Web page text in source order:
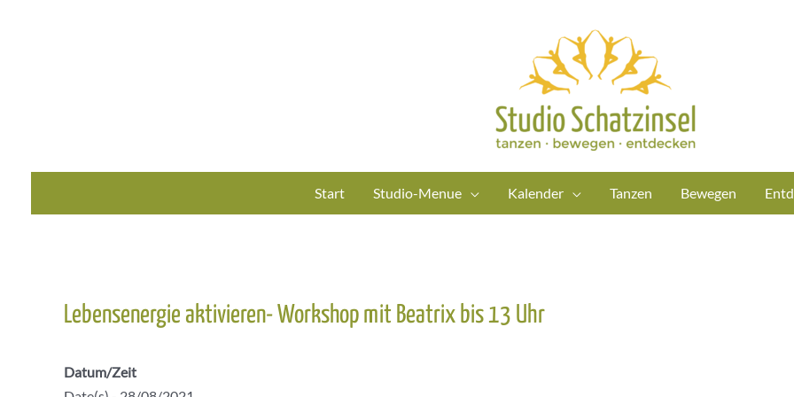
Start Studio-Menue Kalender Tanzen Bewegen
Lebensenergie aktivieren- Workshop mit Beatrix bis 13 Uhr
Datum/Zeit